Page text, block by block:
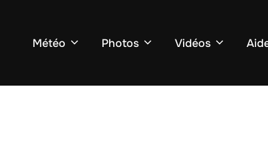
Météo Photos Vidéos